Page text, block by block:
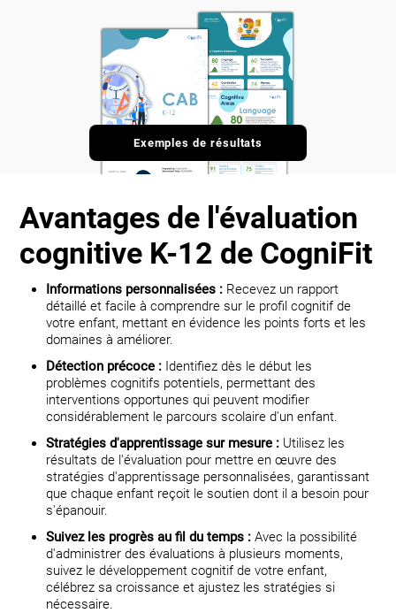
Avantages de l'évaluation
cognitive K-12 de CogniFit
Informations personnalisées : Recevez un rapport
détaillé et facile à comprendre sur le profil cognitif de
votre enfant, mettant en évidence les points forts et les
domaines à améliorer.
Détection précoce : Identifiez dès le début les
problèmes cognitifs potentiels, permettant des
interventions opportunes qui peuvent modifier
considérablement le parcours scolaire d'un enfant.
Stratégies d'apprentissage sur mesure : Utilisez les
résultats de l'évaluation pour mettre en œuvre des
stratégies d'apprentissage personnalisées, garantissant
que chaque enfant reçoit le soutien dont il a besoin pour
s'épanouir.
Suivez les progrès au fil du temps : Avec la possibilité
d'administrer des évaluations à plusieurs moments,
suivez le développement cognitif de votre enfant,
célébrez sa croissance et ajustez les stratégies si
nécessaire.
Exemples de résultats